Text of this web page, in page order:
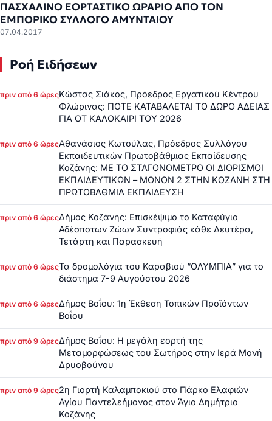
ΠΑΣΧΑΛΙΝΟ ΕΟΡΤΑΣΤΙΚΟ ΩΡΑΡΙΟ ΑΠΟ ΤΟΝ
ΕΜΠΟΡΙΚΟ ΣΥΛΛΟΓΟ ΑΜΥΝΤΑΙΟΥ
07.04.2017
Ροή Ειδήσεων
πριν από 6 ώρεςΚώστας Σιάκος, Πρόεδρος Εργατικού Κέντρου
Φλώρινας: ΠΟΤΕ ΚΑΤΑΒΑΛΕΤΑΙ ΤΟ ΔΩΡΟ ΑΔΕΙΑΣ
ΓΙΑ ΟΤ ΚΑΛΟΚΑΙΡΙ ΤΟΥ 2026
πριν από 6 ώρεςΑθανάσιος Κωτούλας, Πρόεδρος Συλλόγου
Εκπαιδευτικών Πρωτοβάθμιας Εκπαίδευσης
Κοζάνης: ΜΕ ΤΟ ΣΤΑΓΟΝΟΜΕΤΡΟ ΟΙ ΔΙΟΡΙΣΜΟΙ
ΕΚΠΑΙΔΕΥΤΙΚΩΝ – ΜΟΝΟΝ 2 ΣΤΗΝ ΚΟΖΑΝΗ ΣΤΗ
ΠΡΩΤΟΒΑΘΜΙΑ ΕΚΠΑΙΔΕΥΣΗ
πριν από 6 ώρεςΔήμος Κοζάνης: Επισκέψιμο το Καταφύγιο
Αδέσποτων Ζώων Συντροφιάς κάθε Δευτέρα,
Τετάρτη και Παρασκευή
πριν από 6 ώρεςΤα δρομολόγια του Καραβιού “ΟΛΥΜΠΙΑ” για το
διάστημα 7-9 Αυγούστου 2026
πριν από 6 ώρεςΔήμος Βοΐου: 1η Έκθεση Τοπικών Προϊόντων
Βοΐου
πριν από 9 ώρεςΔήμος Βοΐου: Η μεγάλη εορτή της
Μεταμορφώσεως του Σωτήρος στην Ιερά Μονή
Δρυοβούνου
πριν από 9 ώρες2η Γιορτή Καλαμποκιού στο Πάρκο Ελαφιών
Αγίου Παντελεήμονος στον Άγιο Δημήτριο
Κοζάνης